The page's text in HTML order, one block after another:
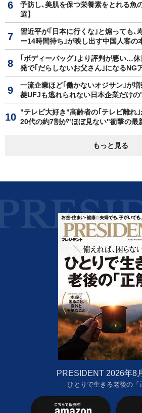
予防し､美肌を保つ栄養素をとれる魚
選】
習近平が｢日本に行くな｣と煽っても､
ー14時間待ち｣が映し出す中国人客の
｢ボディーバッグ｣より評判が悪い…
発で｢だらしないお父さん｣になるNG
一流企業ほど｢働かないオジサン｣が
菱UFJも逃れられない日本企業だけ
"テレビ大好き"高齢者の｢テレビ離れ
20代の約7割が"ほぼ見ない"衝撃の最
もっと見る
PRESIDENT 2026年8
ひとりで生きる老後の「